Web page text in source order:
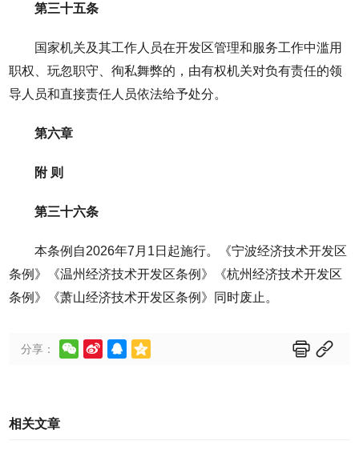
第三十五条
国家机关及其工作人员在开发区管理和服务工作中滥用
职权、玩忽职守、徇私舞弊的，由有权机关对负有责任的领
导人员和直接责任人员依法给予处分。
第六章
附 则
第三十六条
本条例自2026年7月1日起施行。《宁波经济技术开发区
条例》《温州经济技术开发区条例》《杭州经济技术开发区
条例》《萧山经济技术开发区条例》同时废止。
分享：      
相关文章